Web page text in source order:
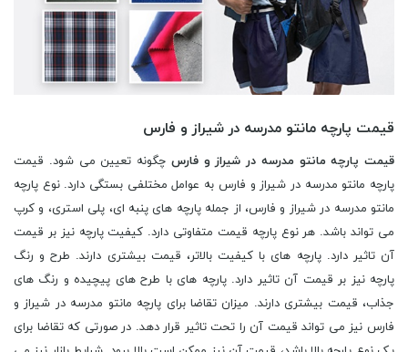
قیمت پارچه مانتو مدرسه در شیراز و فارس
قیمت پارچه مانتو مدرسه در شیراز و فارس چگونه تعیین می شود. قیمت
پارچه مانتو مدرسه در شیراز و فارس به عوامل مختلفی بستگی دارد. نوع پارچه
مانتو مدرسه در شیراز و فارس، از جمله پارچه های پنبه ای، پلی استری، و کرپ
می تواند باشد. هر نوع پارچه قیمت متفاوتی دارد. کیفیت پارچه نیز بر قیمت
آن تاثیر دارد. پارچه های با کیفیت بالاتر، قیمت بیشتری دارند. طرح و رنگ
پارچه نیز بر قیمت آن تاثیر دارد. پارچه های با طرح های پیچیده و رنگ های
جذاب، قیمت بیشتری دارند. میزان تقاضا برای پارچه مانتو مدرسه در شیراز و
فارس نیز می تواند قیمت آن را تحت تاثیر قرار دهد. در صورتی که تقاضا برای